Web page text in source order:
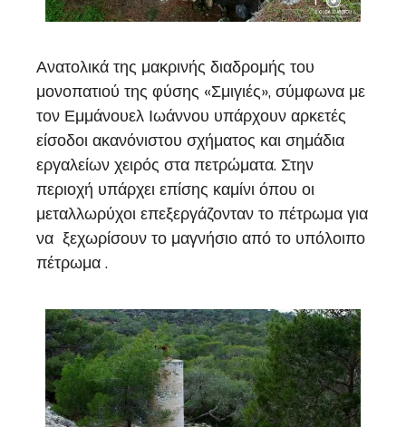
Ανατολικά της μακρινής διαδρομής του
μονοπατιού της φύσης «Σμιγιές», σύμφωνα με
τον Εμμάνουελ Ιωάννου υπάρχουν αρκετές
είσοδοι ακανόνιστου σχήματος και σημάδια
εργαλείων χειρός στα πετρώματα. Στην
περιοχή υπάρχει επίσης καμίνι όπου οι
μεταλλωρύχοι επεξεργάζονταν το πέτρωμα για
να ξεχωρίσουν το μαγνήσιο από το υπόλοιπο
πέτρωμα .